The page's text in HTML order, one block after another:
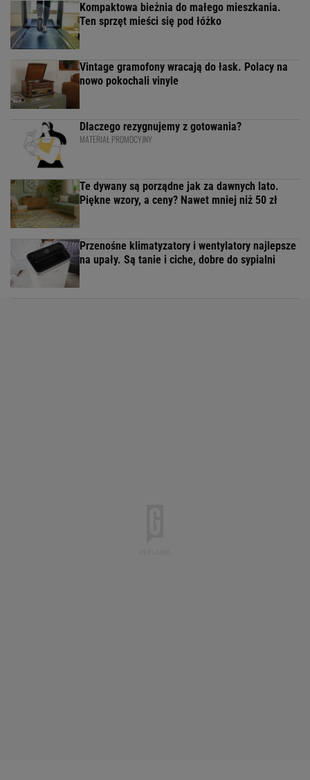
Kompaktowa bieżnia do małego mieszkania.
Ten sprzęt mieści się pod łóżko
Vintage gramofony wracają do łask. Polacy na
nowo pokochali vinyle
Dlaczego rezygnujemy z gotowania?
MATERIAŁ PROMOCYJNY
Te dywany są porządne jak za dawnych lato.
Piękne wzory, a ceny? Nawet mniej niż 50 zł
Przenośne klimatyzatory i wentylatory najlepsze
na upały. Są tanie i ciche, dobre do sypialni